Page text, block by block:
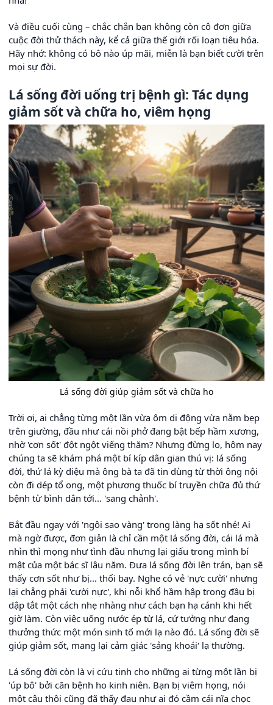
Và điều cuối cùng – chắc chắn bạn không còn cô đơn giữa
cuộc đời thử thách này, kể cả giữa thế giới rối loạn tiêu hóa.
Hãy nhớ: không có bô nào úp mãi, miễn là bạn biết cười trên
mọi sự đời.
Lá sống đời uống trị bệnh gì: Tác dụng
giảm sốt và chữa ho, viêm họng
Lá sống đời giúp giảm sốt và chữa ho
Trời ơi, ai chẳng từng một lần vừa ôm di động vừa nằm bẹp
trên giường, đầu như cái nồi phở đang bật bếp hầm xương,
nhờ 'cơn sốt' đột ngột viếng thăm? Nhưng đừng lo, hôm nay
chúng ta sẽ khám phá một bí kíp dân gian thú vị: lá sống
đời, thứ lá kỳ diệu mà ông bà ta đã tin dùng từ thời ông nội
còn đi dép tổ ong, một phương thuốc bí truyền chữa đủ thứ
bệnh từ bình dân tới... 'sang chảnh'.
Bắt đầu ngay với 'ngôi sao vàng' trong làng hạ sốt nhé! Ai
mà ngờ được, đơn giản là chỉ cần một lá sống đời, cái lá mà
nhìn thì mọng như tình đầu nhưng lại giấu trong mình bí
mật của một bác sĩ lâu năm. Đưa lá sống đời lên trán, bạn sẽ
thấy cơn sốt như bị... thổi bay. Nghe có vẻ 'nực cười' nhưng
lại chẳng phải 'cười nực', khi nỗi khổ hầm hập trong đầu bị
dập tắt một cách nhẹ nhàng như cách bạn hạ cánh khi hết
giờ làm. Còn việc uống nước ép từ lá, cứ tưởng như đang
thưởng thức một món sinh tố mới lạ nào đó. Lá sống đời sẽ
giúp giảm sốt, mang lại cảm giác 'sảng khoái' lạ thường.
Lá sống đời còn là vị cứu tinh cho những ai từng một lần bị
'úp bô' bởi căn bệnh ho kinh niên. Bạn bị viêm họng, nói
một câu thôi cũng đã thấy đau như ai đó cầm cái nĩa chọc